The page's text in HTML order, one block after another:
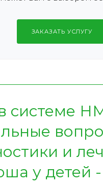
ЗАКАЗАТЬ УСЛУГУ
системе
и
у детей -